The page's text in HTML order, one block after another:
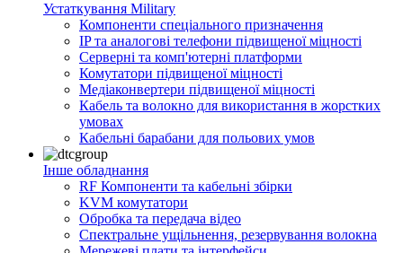
Устаткування Military
Компоненти спеціального призначення
IP та аналогові телефони підвищеної міцності
Серверні та комп'ютерні платформи
Комутатори підвищеної міцності
Медіаконвертери підвищеної міцності
Кабель та волокно для використання в жорстких
умовах
Кабельні барабани для польових умов
Інше обладнання
RF Компоненти та кабельні збірки
KVM комутатори
Обробка та передача відео
Спектральне ущільнення, резервування волокна